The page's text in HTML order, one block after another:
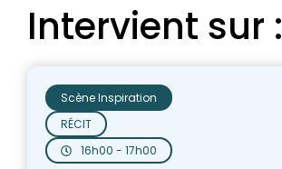
Intervient sur :
16h00 - 17h00
RÉCIT
Scène Inspiration